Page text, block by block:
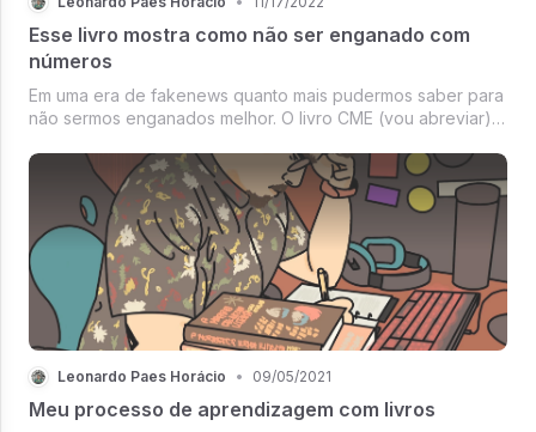
Esse livro mostra como não ser enganado com
números
Em uma era de fakenews quanto mais pudermos saber para
não sermos enganados melhor. O livro CME (vou abreviar)
que recomendam Colgate? Então, são deles que estamos
Leonardo Paes Horácio • 09/05/2021
Meu processo de aprendizagem com livros